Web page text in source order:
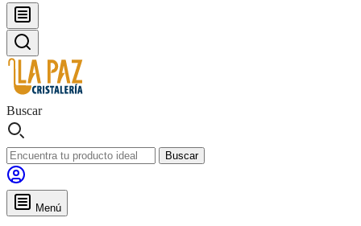
Buscar
Buscar
Menú